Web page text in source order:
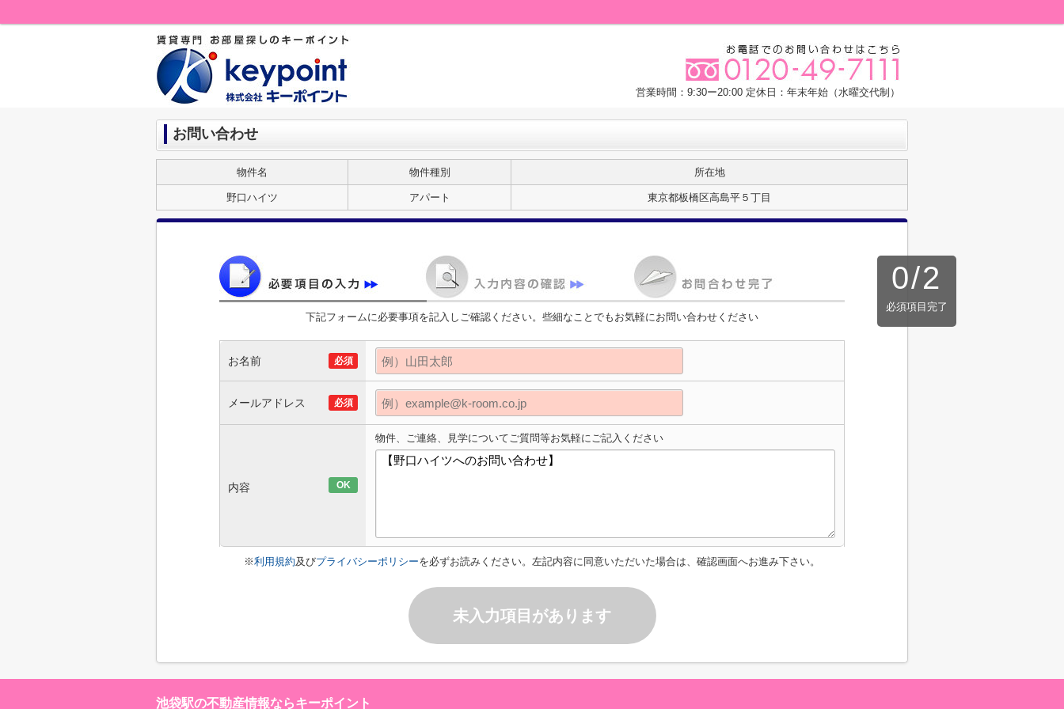
営業時間：9:30ー20:00 定休日：年末年始（水曜交代制）
お問い合わせ
物件名 物件種別 所在地
野口ハイツ アパート 東京都板橋区高島平５丁目
0/2
必須項目完了
下記フォームに必要事項を記入しご確認ください。些細なことでもお気軽にお問い合わせください
お名前 必須
メールアドレス 必須
内容 OK
物件、ご連絡、見学についてご質問等お気軽にご記入ください
※利用規約及びプライバシーポリシーを必ずお読みください。左記内容に同意いただいた場合は、確認画面へお進み下さい。
未入力項目があります
池袋駅の不動産情報ならキーポイント